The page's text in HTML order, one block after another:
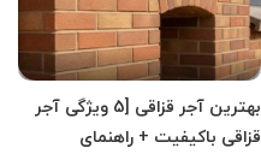
بهترین آجر قزاقی [5 ویژگی آجر
قزاقی باکیفیت + راهنمای